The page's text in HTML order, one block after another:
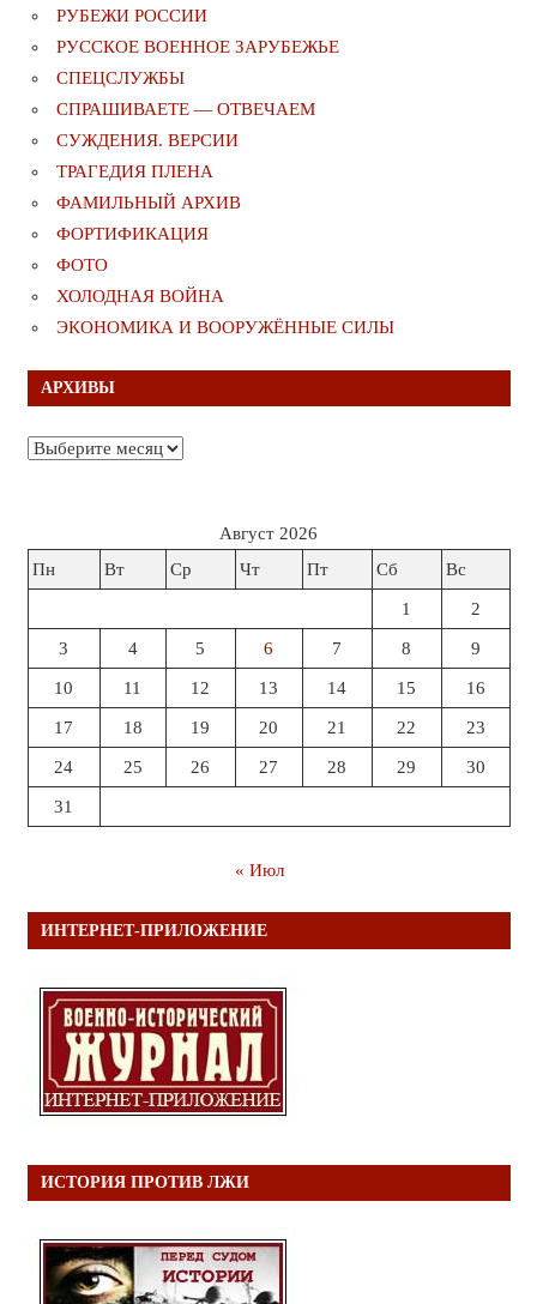
РУБЕЖИ РОССИИ
РУССКОЕ ВОЕННОЕ ЗАРУБЕЖЬЕ
СПЕЦСЛУЖБЫ
СПРАШИВАЕТЕ — ОТВЕЧАЕМ
СУЖДЕНИЯ. ВЕРСИИ
ТРАГЕДИЯ ПЛЕНА
ФАМИЛЬНЫЙ АРХИВ
ФОРТИФИКАЦИЯ
ФОТО
ХОЛОДНАЯ ВОЙНА
ЭКОНОМИКА И ВООРУЖЁННЫЕ СИЛЫ
АРХИВЫ
Архивы
Август 2026
Пн
Вт Ср Чт Пт Сб Вс
1 2
3 4 5 6 7 8 9
10 11 12 13 14 15 16
17 18 19 20 21 22 23
24 25 26 27 28 29 30
31
« Июл
ИНТЕРНЕТ-ПРИЛОЖЕНИЕ
ИСТОРИЯ ПРОТИВ ЛЖИ